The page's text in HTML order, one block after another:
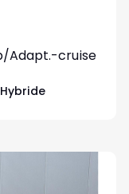
Adapt.-cruise
Hybride